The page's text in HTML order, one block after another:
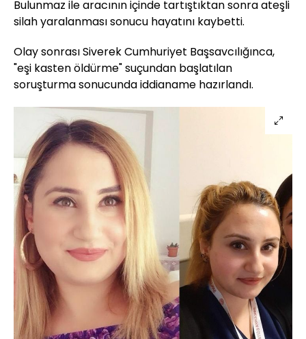
Bulunmaz ile aracının içinde tartıştıktan sonra ateşli
silah yaralanması sonucu hayatını kaybetti.
Olay sonrası Siverek Cumhuriyet Başsavcılığınca,
"eşi kasten öldürme" suçundan başlatılan
soruşturma sonucunda iddianame hazırlandı.